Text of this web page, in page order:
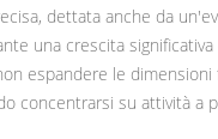
dettata anche da
una crescita
espandere le dimensioni
concentrarsi su attività a